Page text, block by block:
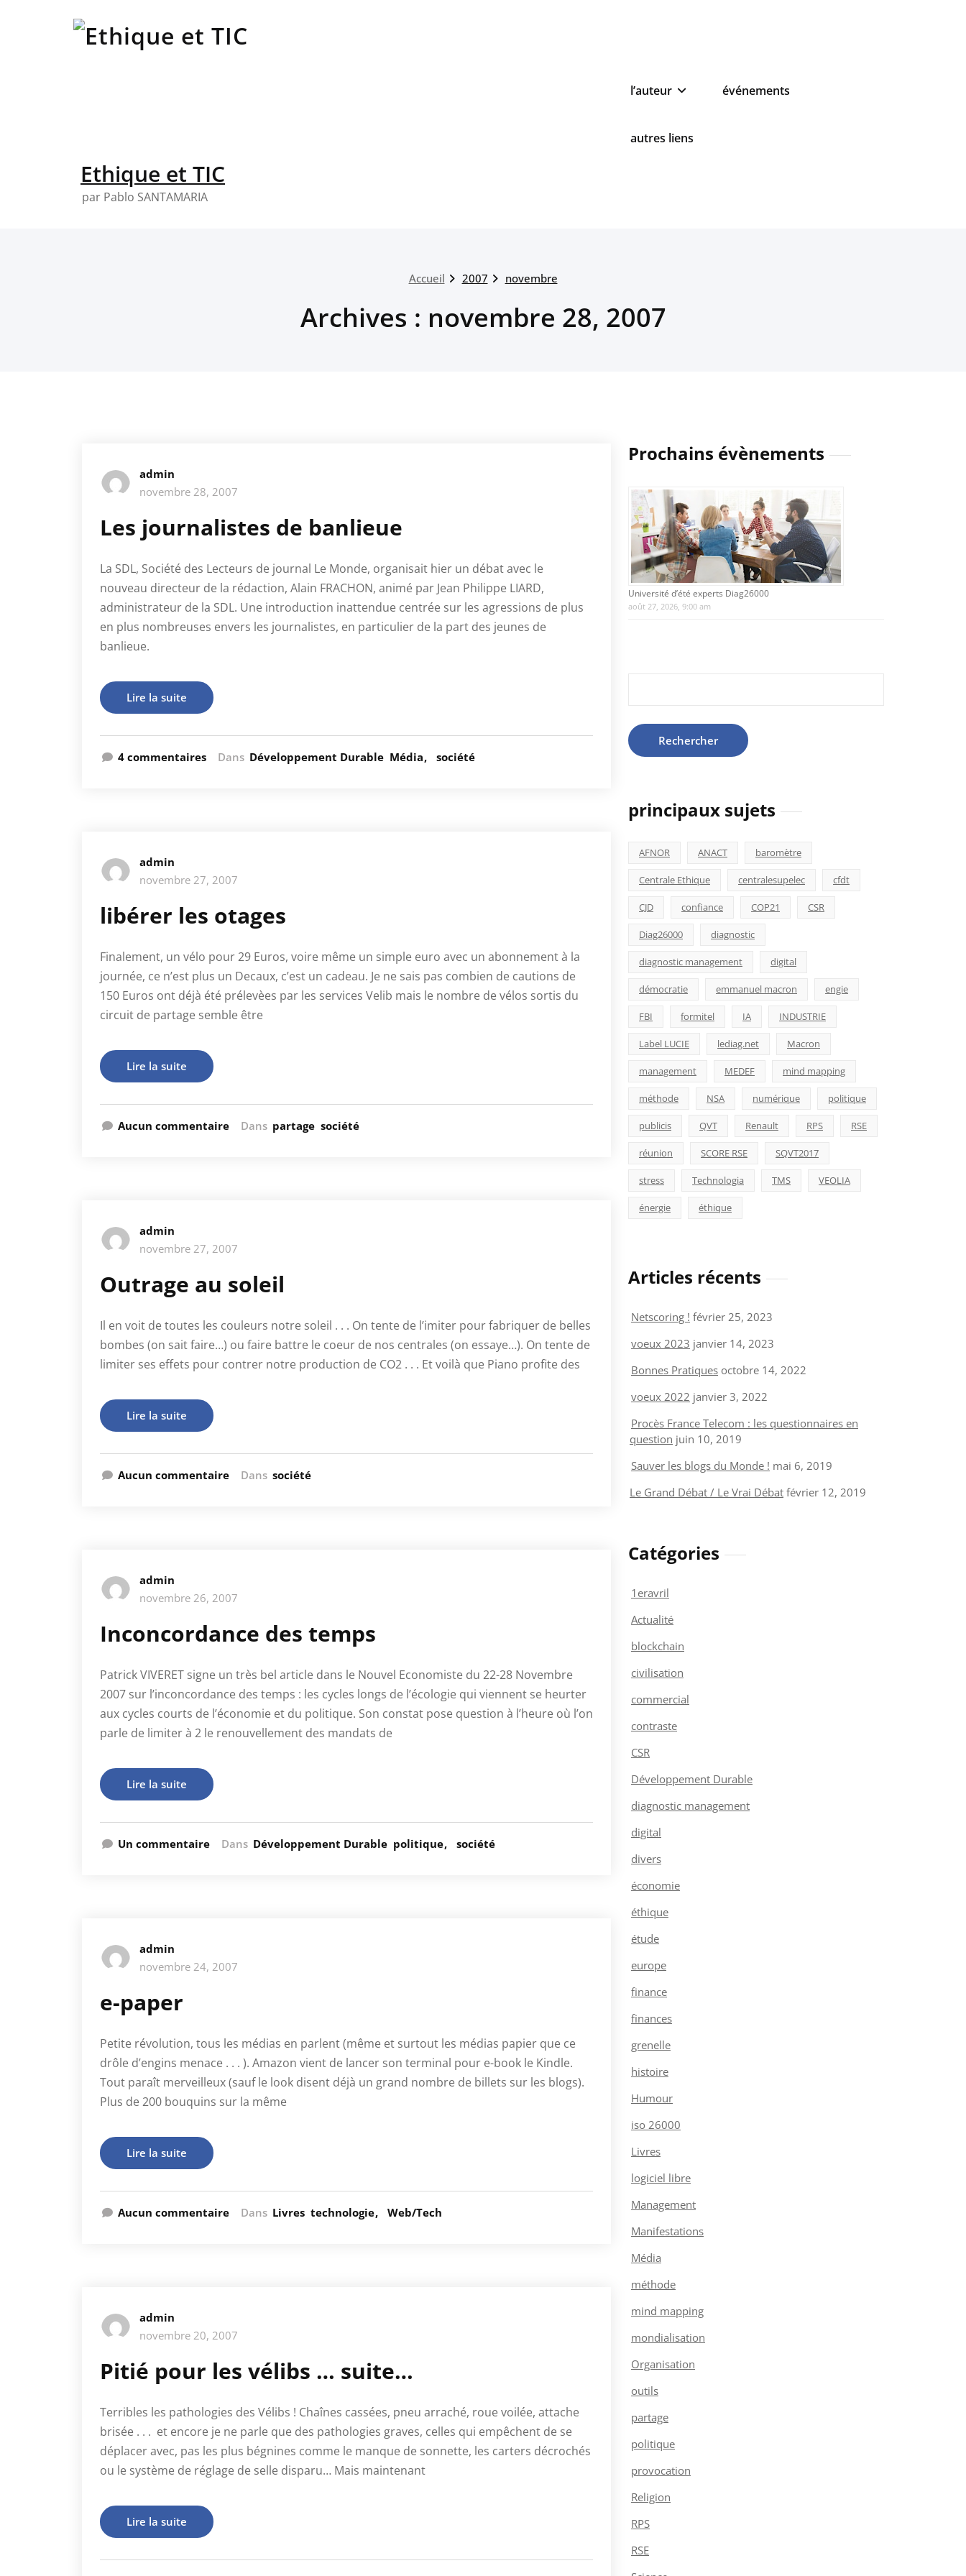
Ethique et TIC
par Pablo SANTAMARIA
l’auteur événements
autres liens
Accueil 2007 novembre
Archives : novembre 28, 2007
admin
novembre 28, 2007
Les journalistes de banlieue
La SDL, Société des Lecteurs de journal Le Monde, organisait hier un débat avec le
nouveau directeur de la rédaction, Alain FRACHON, animé par Jean Philippe LIARD,
administrateur de la SDL. Une introduction inattendue centrée sur les agressions de plus
en plus nombreuses envers les journalistes, en particulier de la part des jeunes de
banlieue.
Lire la suite
4 commentaires Dans Développement Durable Média société
admin
novembre 27, 2007
libérer les otages
Finalement, un vélo pour 29 Euros, voire même un simple euro avec un abonnement à la
journée, ce n’est plus un Decaux, c’est un cadeau. Je ne sais pas combien de cautions de
150 Euros ont déjà été prélevèes par les services Velib mais le nombre de vélos sortis du
circuit de partage semble être
Lire la suite
Aucun commentaire Dans partage société
admin
novembre 27, 2007
Outrage au soleil
Il en voit de toutes les couleurs notre soleil . . . On tente de l’imiter pour fabriquer de belles
bombes (on sait faire…) ou faire battre le coeur de nos centrales (on essaye…). On tente de
limiter ses effets pour contrer notre production de CO2 . . . Et voilà que Piano profite des
Lire la suite
Aucun commentaire Dans société
admin
novembre 26, 2007
Inconcordance des temps
Patrick VIVERET signe un très bel article dans le Nouvel Economiste du 22-28 Novembre
2007 sur l’inconcordance des temps : les cycles longs de l’écologie qui viennent se heurter
aux cycles courts de l’économie et du politique. Son constat pose question à l’heure où l’on
parle de limiter à 2 le renouvellement des mandats de
Lire la suite
Un commentaire Dans Développement Durable politique société
admin
novembre 24, 2007
e-paper
Petite révolution, tous les médias en parlent (même et surtout les médias papier que ce
drôle d’engins menace . . . ). Amazon vient de lancer son terminal pour e-book le Kindle.
Tout paraît merveilleux (sauf le look disent déjà un grand nombre de billets sur les blogs).
Plus de 200 bouquins sur la même
Lire la suite
Aucun commentaire Dans Livres technologie Web/Tech
admin
novembre 20, 2007
Pitié pour les vélibs … suite…
Terribles les pathologies des Vélibs ! Chaînes cassées, pneu arraché, roue voilée, attache
brisée . . . et encore je ne parle que des pathologies graves, celles qui empêchent de se
déplacer avec, pas les plus bégnines comme le manque de sonnette, les carters décrochés
ou le système de réglage de selle disparu… Mais maintenant
Lire la suite
Prochains évènements
Université d’été experts Diag26000
août 27, 2026, 9:00 am
principaux sujets
AFNOR ANACT baromètre
Centrale Ethique centralesupelec cfdt
CJD confiance COP21 CSR
Diag26000 diagnostic
diagnostic management digital
démocratie emmanuel macron engie
FBI formitel IA INDUSTRIE
Label LUCIE lediag.net Macron
management MEDEF mind mapping
méthode NSA numérique politique
publicis QVT Renault RPS RSE
réunion SCORE RSE SQVT2017
stress Technologia TMS VEOLIA
énergie éthique
Articles récents
Netscoring ! février 25, 2023
voeux 2023 janvier 14, 2023
Bonnes Pratiques octobre 14, 2022
voeux 2022 janvier 3, 2022
Procès France Telecom : les questionnaires en
question juin 10, 2019
Sauver les blogs du Monde ! mai 6, 2019
Le Grand Débat / Le Vrai Débat février 12, 2019
Catégories
1eravril
Actualité
blockchain
civilisation
commercial
contraste
CSR
Développement Durable
diagnostic management
digital
divers
économie
éthique
étude
europe
finance
finances
grenelle
histoire
Humour
iso 26000
Livres
logiciel libre
Management
Manifestations
Média
méthode
mind mapping
mondialisation
Organisation
outils
partage
politique
provocation
Religion
RPS
RSE